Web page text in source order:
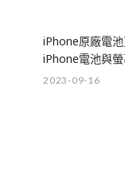
iPhone原廠電
iPhone電池與
2023-09-16